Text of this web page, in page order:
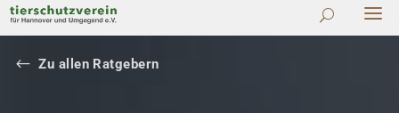
# Zu allen Ratgebern